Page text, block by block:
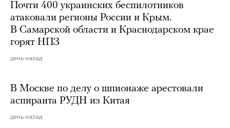
Почти 400 украинских беспилотников
атаковали регионы России и Крым.
В Самарской области и Краснодарском крае
горят НПЗ
день назад
В Москве по делу о шпионаже арестовали
аспиранта РУДН из Китая
день назад